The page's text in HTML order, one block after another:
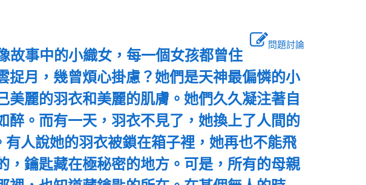
問題討論
故事中的小織女，每一個女孩都曾住
捉月，幾曾煩心掛慮？她們是天神最偏憐的小
美麗的羽衣和美麗的肌膚。她們久久凝注著自
醉。而有一天，羽衣不見了，她換上了人間的
人說她的羽衣被鎖在箱子裡，她再也不能飛
，鑰匙藏在極秘密的地方。可是，所有的母親